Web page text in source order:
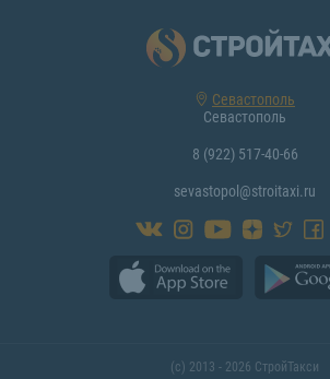
Севастополь
Севастополь
8 (922) 517-40-66
sevastopol@stroitaxi.ru
(с) 2013 - 2026 СтройТакси